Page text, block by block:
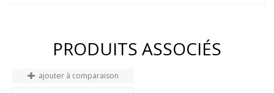
PRODUITS ASSOCIÉS
ajouter à comparaison